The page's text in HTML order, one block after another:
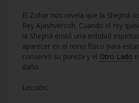
El Zohar nos revela que la Shejiná
Rey Ajashverosh. Cuando el rey
la Shejiná envió una entidad
aparecer en el reino físico para
conservó su pureza y el Otro Lado
daño.
Lección: